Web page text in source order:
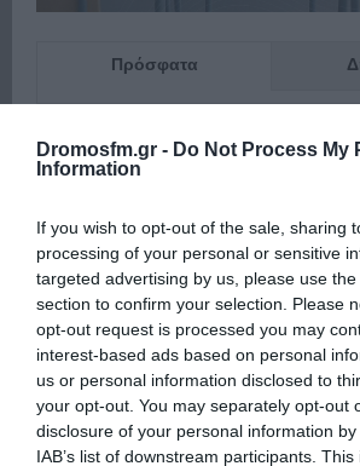
Dromosfm.gr - Do Not Process My
Information
If you wish to opt-out of the sale, sharing
processing of your personal or sensitive
targeted advertising by us, please use
section to confirm your selection. Please
opt-out request is processed you may
interest-based ads based on personal
us or personal information disclosed to
your opt-out. You may separately opt-out
disclosure of your personal information
IAB’s list of downstream participants.
Πρόσφατα
ΕΙΠΕΣ – ΦΕΡΡΗΣ ΘΟΔΩΡΗΣ